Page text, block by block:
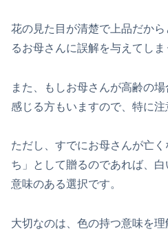
花の見た目が清楚で上品だか
るお母さんに誤解を与えてしま
また、もしお母さんが高齢の
感じる方もいますので、特に注
ただし、すでにお母さんが亡
ち」として贈るのであれば、
意味のある選択です。
大切なのは、色の持つ意味を